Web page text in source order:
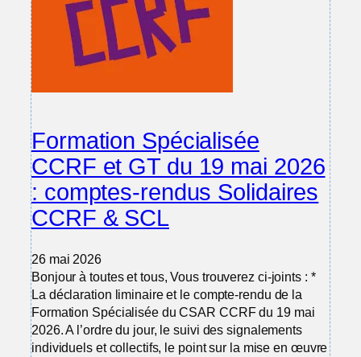
Formation Spécialisée
CCRF et GT du 19 mai 2026
: comptes-rendus Solidaires
CCRF & SCL
26 mai 2026
Bonjour à toutes et tous, Vous trouverez ci-joints : *
La déclaration liminaire et le compte-rendu de la
Formation Spécialisée du CSAR CCRF du 19 mai
2026. A l’ordre du jour, le suivi des signalements
individuels et collectifs, le point sur la mise en œuvre